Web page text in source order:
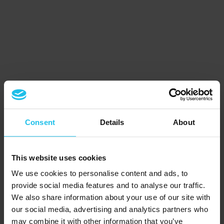
Consent Details About
This website uses cookies
We use cookies to personalise content and ads, to
provide social media features and to analyse our traffic.
We also share information about your use of our site with
our social media, advertising and analytics partners who
may combine it with other information that you’ve